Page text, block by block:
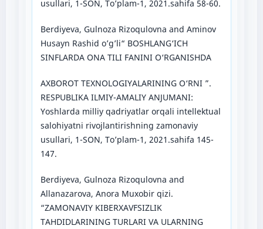
usullari, 1-SON, To’plam-1, 2021.sahifa 58-60.
Berdiyeva, Gulnoza Rizoqulovna and Aminov
Husayn Rashid o’g’li“ BOSHLANG‘ICH
SINFLARDA ONA TILI FANINI O‘RGANISHDA
AXBOROT TEXNOLOGIYALARINING O‘RNI ”.
RESPUBLIKA ILMIY-AMALIY ANJUMANI:
Yoshlarda milliy qadriyatlar orqali intellektual
salohiyatni rivojlantirishning zamonaviy
usullari, 1-SON, To’plam-1, 2021.sahifa 145-
147.
Berdiyeva, Gulnoza Rizoqulovna and
Allanazarova, Anora Muxobir qizi.
“ZAMONAVIY KIBERXAVFSIZLIK
TAHDIDLARINING TURLARI VA ULARNING